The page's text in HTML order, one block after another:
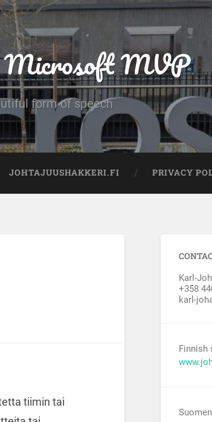
Microsoft MVP
form of speech
JOHTAJUUSHAKKERI.FI PRIVACY
tiimin tai
Karl-
+358
karl-
Finnish